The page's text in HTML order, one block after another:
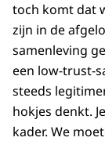
toch komt dat
zijn in de
samenleving
een low-trust-
steeds
hokjes denkt.
kader. We